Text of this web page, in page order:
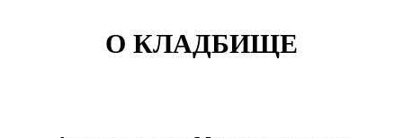
О КЛАДБИЩЕ